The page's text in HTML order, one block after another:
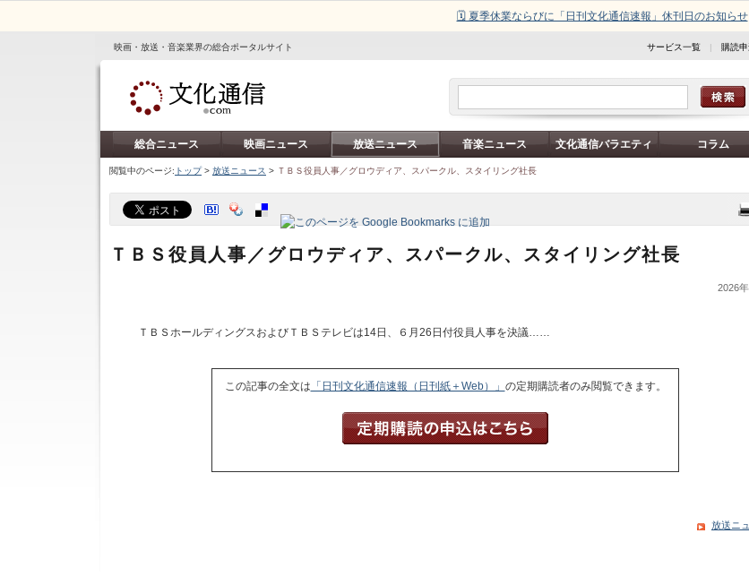
🗓️ 夏季休業ならびに「日刊文化通信速報」休刊日のお知らせ
映画・放送・音楽業界の総合ポータルサイト サービス一覧 | 購読申
総合ニュース 映画ニュース 放送ニュース 音楽ニュース 文化通信バラエティ コラム
閲覧中のページ: トップ> 放送ニュース > ＴＢＳ役員人事／グロウディア、スパークル、スタイリング社長
ＴＢＳ役員人事／グロウディア、スパークル、スタイリング社長
2026
ＴＢＳホールディングスおよびＴＢＳテレビは14日、６月26日付役員人事を決議……
この記事の全文は 「日刊文化通信速報（日刊紙＋Web）」 の定期購読者のみ閲覧できます。
放送ニ